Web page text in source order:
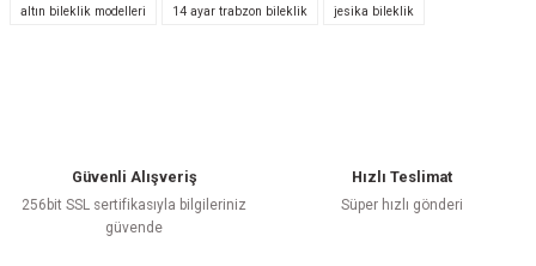
Bu ürüne ilk yorumu siz yapın!
altın bileklik modelleri
14 ayar trabzon bileklik jesika bileklik
Güvenli Alışveriş
256bit SSL sertifikasıyla bilgileriniz
güvende
Hızlı Teslimat
Süper hızlı gönderi